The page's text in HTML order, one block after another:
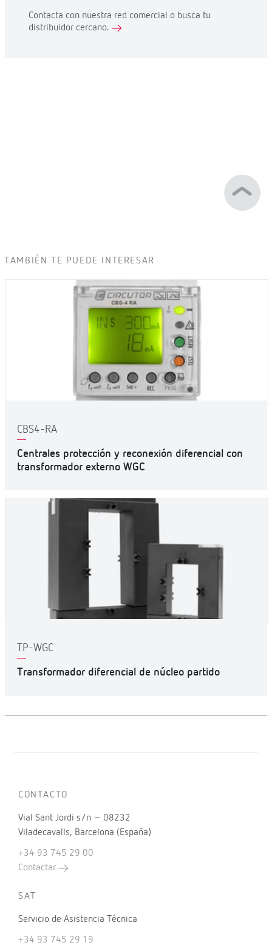
Contacta con nuestra red comercial o busca tu
distribuidor cercano.
TAMBIÉN TE PUEDE INTERESAR
CBS4-RA
Centrales protección y reconexión diferencial con
transformador externo WGC
TP-WGC
Transformador diferencial de núcleo partido
CONTACTO
Vial Sant Jordi s/n – 08232
Viladecavalls, Barcelona (España)
+34 93 745 29 00
Contactar
SAT
Servicio de Asistencia Técnica
+34 93 745 29 19